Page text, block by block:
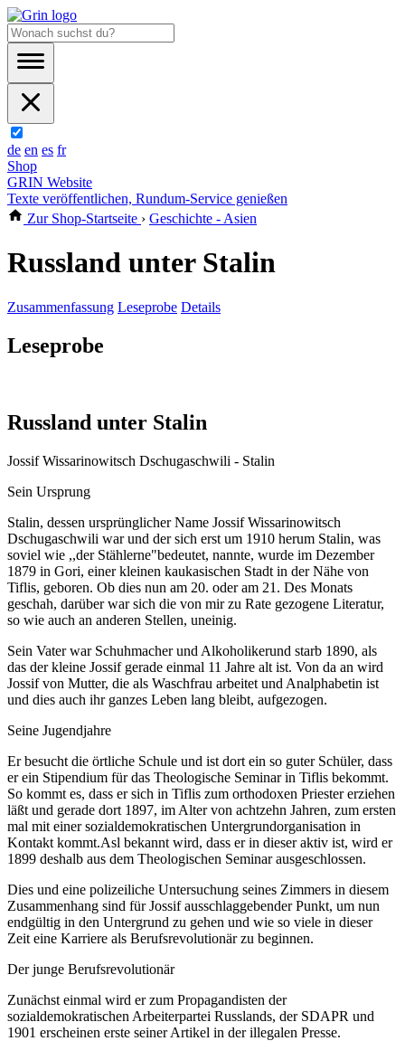
de en es fr
Shop
GRIN Website
Texte veröffentlichen, Rundum-Service genießen
Zur Shop-Startseite › Geschichte - Asien
Russland unter Stalin
Zusammenfassung Leseprobe Details
Leseprobe
Russland unter Stalin
Jossif Wissarinowitsch Dschugaschwili - Stalin
Sein Ursprung
Stalin, dessen ursprünglicher Name Jossif Wissarinowitsch
Dschugaschwili war und der sich erst um 1910 herum Stalin, was
soviel wie ,,der Stählerne"bedeutet, nannte, wurde im Dezember
1879 in Gori, einer kleinen kaukasischen Stadt in der Nähe von
Tiflis, geboren. Ob dies nun am 20. oder am 21. Des Monats
geschah, darüber war sich die von mir zu Rate gezogene Literatur,
so wie auch an anderen Stellen, uneinig.
Sein Vater war Schuhmacher und Alkoholikerund starb 1890, als
das der kleine Jossif gerade einmal 11 Jahre alt ist. Von da an wird
Jossif von Mutter, die als Waschfrau arbeitet und Analphabetin ist
und dies auch ihr ganzes Leben lang bleibt, aufgezogen.
Seine Jugendjahre
Er besucht die örtliche Schule und ist dort ein so guter Schüler, dass
er ein Stipendium für das Theologische Seminar in Tiflis bekommt.
So kommt es, dass er sich in Tiflis zum orthodoxen Priester erziehen
läßt und gerade dort 1897, im Alter von achtzehn Jahren, zum ersten
mal mit einer sozialdemokratischen Untergrundorganisation in
Kontakt kommt.Asl bekannt wird, dass er in dieser aktiv ist, wird er
1899 deshalb aus dem Theologischen Seminar ausgeschlossen.
Dies und eine polizeiliche Untersuchung seines Zimmers in diesem
Zusammenhang sind für Jossif ausschlaggebender Punkt, um nun
endgültig in den Untergrund zu gehen und wie so viele in dieser
Zeit eine Karriere als Berufsrevolutionär zu beginnen.
Der junge Berufsrevolutionär
Zunächst einmal wird er zum Propagandisten der
sozialdemokratischen Arbeiterpartei Russlands, der SDAPR und
1901 erscheinen erste seiner Artikel in der illegalen Presse.